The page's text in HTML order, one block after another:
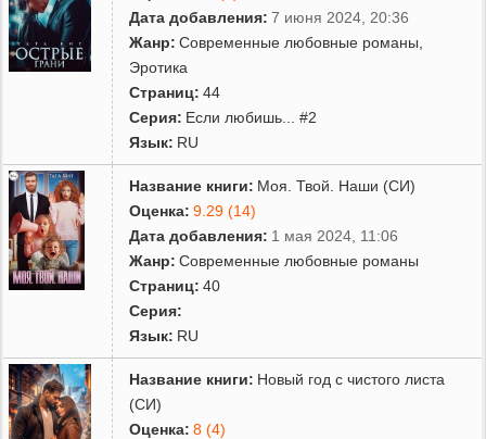
Дата добавления: 7 июня 2024, 20:36
Жанр: Современные любовные романы
Эротика
Страниц: 44
Серия: Если любишь... #2
Язык: RU
Название книги: Моя. Твой. Наши (СИ)
Оценка: 9.29 (14)
Дата добавления: 1 мая 2024, 11:06
Жанр: Современные любовные романы
Страниц: 40
Серия:
Язык: RU
Название книги: Новый год с чистого листа
(СИ)
Оценка: 8 (4)